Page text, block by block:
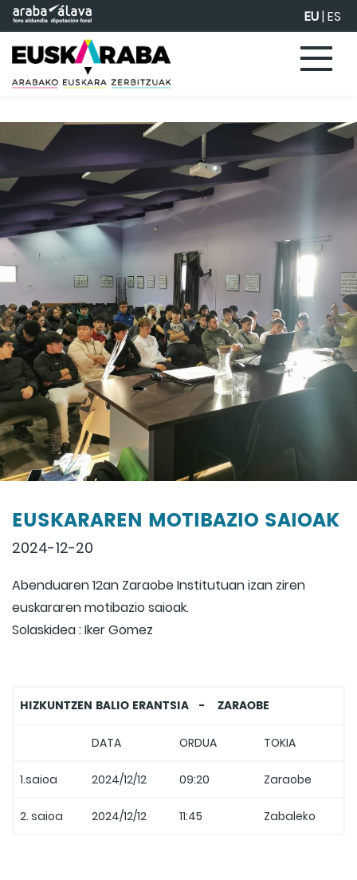
Eduki nagusira joan EU|ES
EUSKARAREN MOTIBAZIO SAIOAK
2024-12-20
Abenduaren 12an Zaraobe Institutuan izan ziren
euskararen motibazio saioak.
Solaskidea : Iker Gomez
HIZKUNTZEN BALIO ERANTSIA - ZARAOBE
DATA ORDUA TOKIA
1.saioa 2024/12/12 09:20 Zaraobe
2. saioa 2024/12/12 11:45 Zabaleko